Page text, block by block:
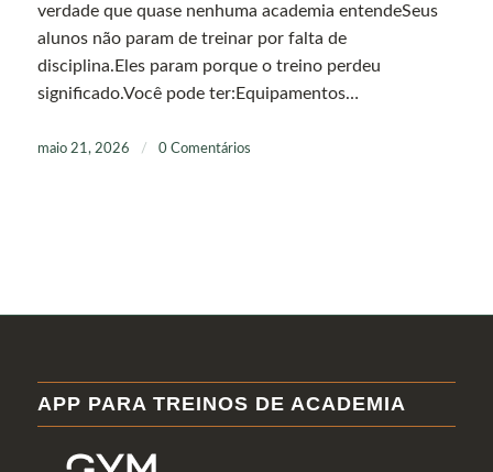
verdade que quase nenhuma academia entendeSeus
alunos não param de treinar por falta de
disciplina.Eles param porque o treino perdeu
significado.Você pode ter:Equipamentos…
maio 21, 2026 / 0 Comentários
APP PARA TREINOS DE ACADEMIA